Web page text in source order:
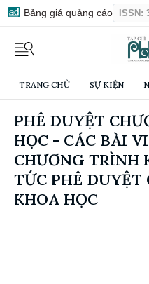
Bảng giá quảng cáo ISSN:
TRANG CHỦ SỰ KIỆN
PHÊ DUYỆT
HỌC - CÁC BÀI
CHƯƠNG TRÌNH
TỨC PHÊ DUYỆT
KHOA HỌC